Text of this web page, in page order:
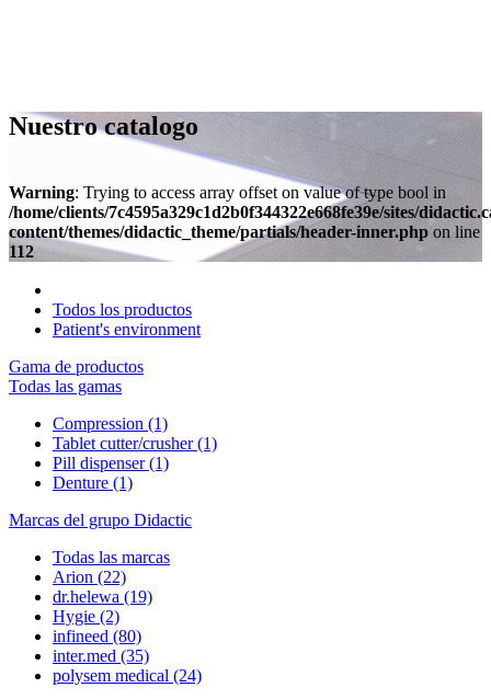
Nuestro catalogo
Warning: Trying to access array offset on value of type bool in
/home/clients/7c4595a329c1d2b0f344322e668fe39e/sites/
content/themes/didactic_theme/partials/header-inner.php on line
112
Todos los productos
Patient's environment
Gama de productos
Todas las gamas
Compression (1)
Tablet cutter/crusher(1)
Pill dispenser(1)
Denture (1)
Marcas del grupo Didactic
Todas las marcas
Arion (22)
dr.helewa (19)
Hygie (2)
infineed (80)
inter.med (35)
polysem medical (24)